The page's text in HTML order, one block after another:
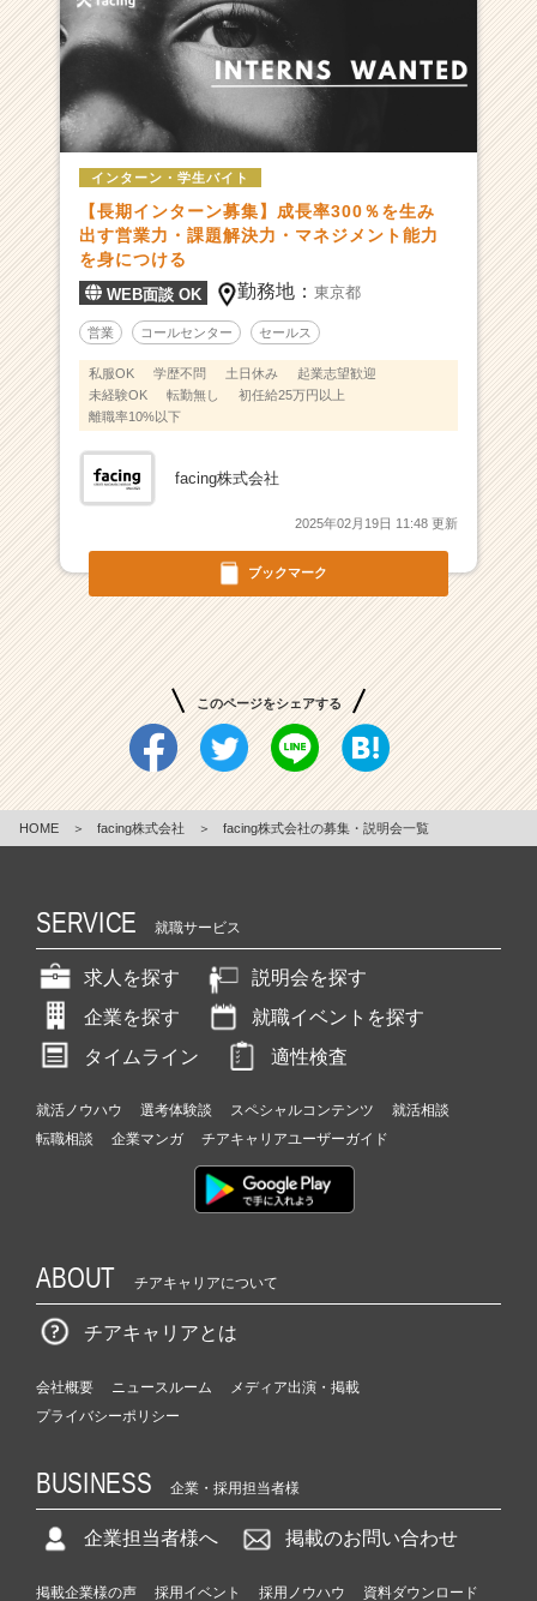
ネ
ス
の
未
来
く
る
仕
け
|
ベ
ン
成
が
届
活
ア
キ
h
e
e
e
r）
ブックマーク
インターン・学生バイト
【長期インターン募集】成長率300％を生み
出す営業力・課題解決力・マネジメント能力
を身につける
WEB面談 OK 勤務地：東京都
営業 コールセンター セールス
私服OK 学歴不問 土日休み
起業志望歓迎
未経験OK
転勤無し
初任給25万円以上
離職率10%以下
facing株式会社
2025年02月19日 11:48 更新
このページをシェアする
HOME ＞ facing株式会社 ＞ facing株式会社の募集・説明会一覧
SERVICE 就職サービス
求人を探す
説明会を探す
企業を探す
就職イベントを探す
タイムライン
適性検査
就活ノウハウ 選考体験談 スペシャルコンテンツ
就活相談
転職相談
企業マンガ チアキャリアユーザーガイド
ABOUT チアキャリアについて
チアキャリアとは
会社概要 ニュースルーム
メディア出演・掲載
プライバシーポリシー
BUSINESS 企業・採用担当者様
企業担当者様へ 掲載のお問い合わせ
掲載企業様の声 採用イベント 採用ノウハウ 資料ダウンロード